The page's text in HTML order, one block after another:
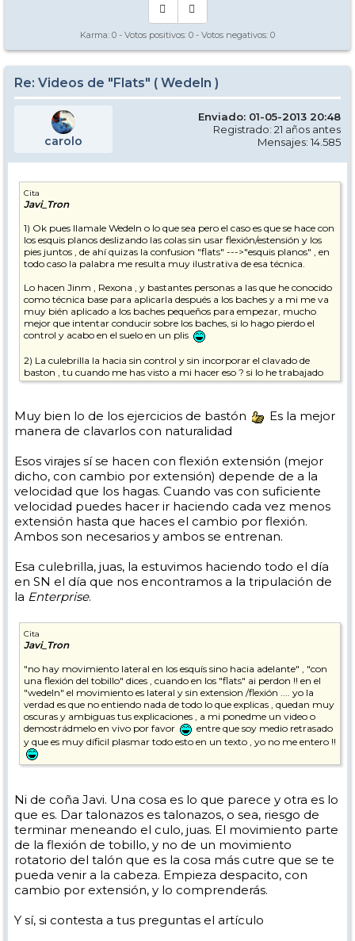
Los caminos del esquí son inescrotables ...
Karma: 0 - Votos positivos: 0 - Votos negativos: 0
Re: Videos de "Flats" ( Wedeln )
carolo
Enviado: 01-05-2013 20:48
Registrado: 21 años antes
Mensajes: 14.585
Cita
Javi_Tron
1) Ok pues llamale Wedeln o lo que sea pero el caso es que se hace con
los esquis planos deslizando las colas sin usar flexión/estensión y los
pies juntos , de ahí quizas la confusion "flats" --->"esquis planos" , en
todo caso la palabra me resulta muy ilustrativa de esa técnica.
Lo hacen Jinm , Rexona , y bastantes personas a las que he conocido
como técnica base para aplicarla después a los baches y a mi me va
muy bién aplicado a los baches pequeños para empezar, mucho
mejor que intentar conducir sobre los baches, si lo hago pierdo el
control y acabo en el suelo en un plis
2) La culebrilla la hacia sin control y sin incorporar el clavado de
baston , tu cuando me has visto a mi hacer eso ? si lo he trabajado
este invierno juas ! ahora ya puedo hacer giros cortos con más
Muy bien lo de los ejercicios de bastón
Es la mejor
manera de clavarlos con naturalidad
Esos virajes sí se hacen con flexión extensión (mejor
dicho, con cambio por extensión) depende de a la
velocidad que los hagas. Cuando vas con suficiente
velocidad puedes hacer ir haciendo cada vez menos
extensión hasta que haces el cambio por flexión.
Ambos son necesarios y ambos se entrenan.
Esa culebrilla, juas, la estuvimos haciendo todo el día
en SN el día que nos encontramos a la tripulación de
la Enterprise.
Cita
Javi_Tron
"no hay movimiento lateral en los esquís sino hacia adelante" , "con
una flexión del tobillo" dices , cuando en los "flats" ai perdon !! en el
"wedeln" el movimiento es lateral y sin extension /flexión .... yo la
verdad es que no entiendo nada de todo lo que explicas , quedan muy
oscuras y ambiguas tus explicaciones , a mi ponedme un video o
demostrádmelo en vivo por favor
entre que soy medio retrasado
y que es muy díficil plasmar todo esto en un texto , yo no me entero !!
Ni de coña Javi. Una cosa es lo que parece y otra es lo
que es. Dar talonazos es talonazos, o sea, riesgo de
terminar meneando el culo, juas. El movimiento parte
de la flexión de tobillo, y no de un movimiento
rotatorio del talón que es la cosa más cutre que se te
pueda venir a la cabeza. Empieza despacito, con
cambio por extensión, y lo comprenderás.
Y sí, si contesta a tus preguntas el artículo